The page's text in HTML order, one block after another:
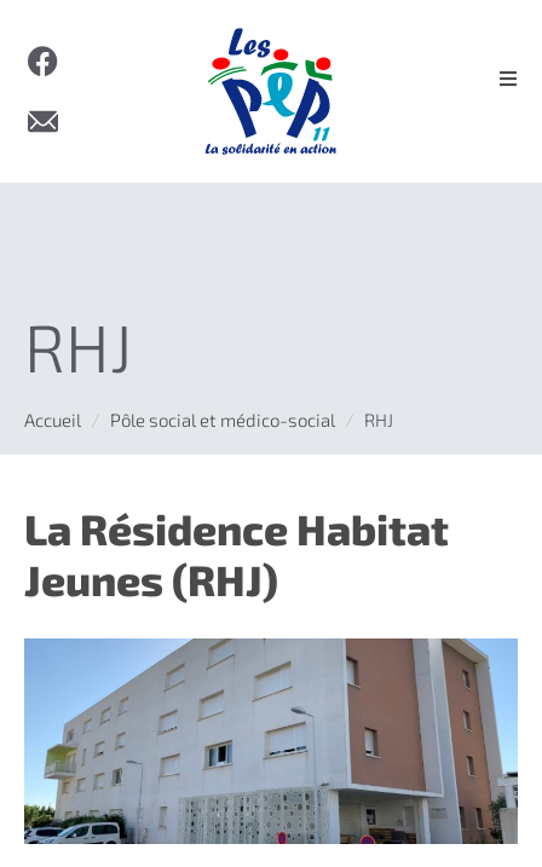
RHJ
Accueil Pôle social et médico-social RHJ
La Résidence Habitat
Jeunes (RHJ)